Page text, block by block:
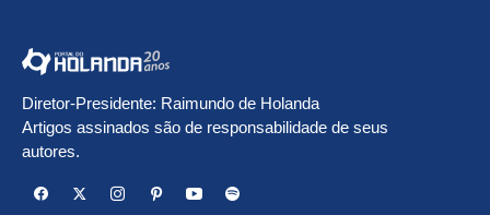
Diretor-Presidente: Raimundo de Holanda
Artigos assinados são de responsabilidade de seus
autores.